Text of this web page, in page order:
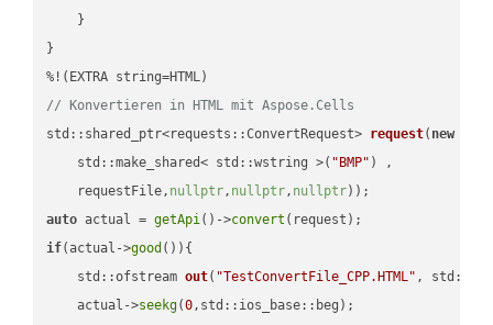
    }
}
// Konvertieren in HTML mit Aspose.Cells
std::shared_ptr<requests::ConvertRequest> request( new
    std::make_shared< std::wstring >(
"BMP" ) ,
    requestFile,
nullptr, nullptr, nullptr))
auto actual = getApi()->convert
if(actual->good ()){
std::ofstream out( "TestConvertFile_CPP.HTML" ,
    actual->
seekg(0,std::ios_base::beg);